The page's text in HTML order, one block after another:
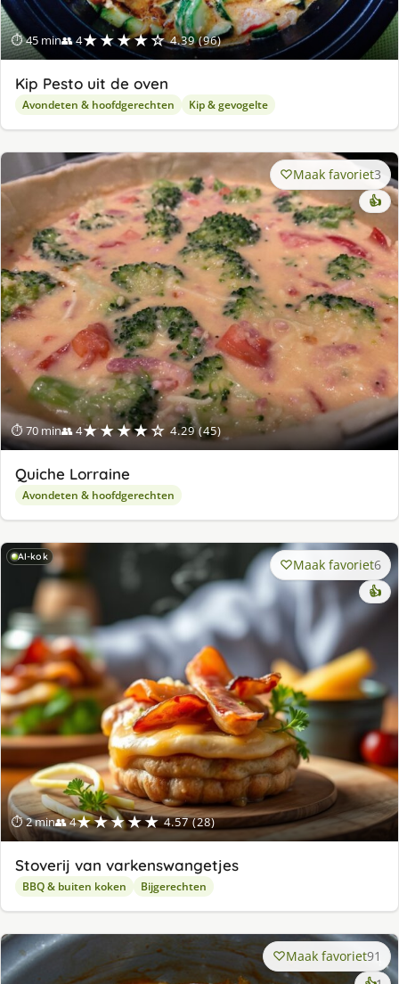
⏱ 45 min👥 4★★★★☆ 4.39 (96)
Kip Pesto uit de oven
Avondeten & hoofdgerechten Kip & gevogelte
⏱ 70 min👥 4★★★★☆ 4.29 (45)
Maak favoriet3
👍
Quiche Lorraine
Avondeten & hoofdgerechten
AI-kok
⏱ 2 min👥 4★★★★★ 4.57 (28)
Maak favoriet6
👍
Stoverij van varkenswangetjes
BBQ & buiten koken Bijgerechten
Maak favoriet91